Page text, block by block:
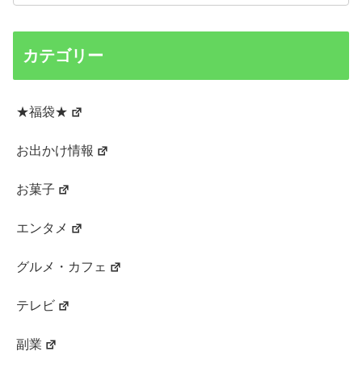
カテゴリー
★福袋★
お出かけ情報
お菓子
エンタメ
グルメ・カフェ
テレビ
副業